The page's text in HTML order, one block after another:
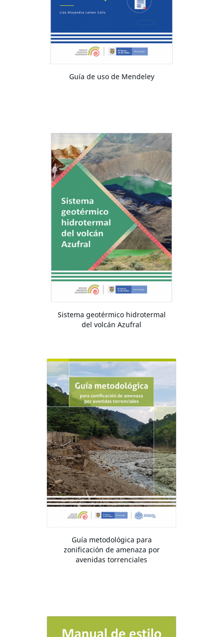
Guía de uso de Mendeley
Sistema geotérmico hidrotermal
del volcán Azufral
Guía metodológica para
zonificación de amenaza por
avenidas torrenciales